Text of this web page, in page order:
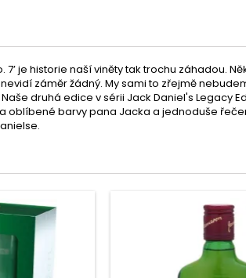
je historie naší viněty tak trochu záhadou.
záměr žádný. My sami to zřejmě
druhá edice v sérii Jack Daniel's Legacy
oblíbené barvy pana Jacka a jednoduše